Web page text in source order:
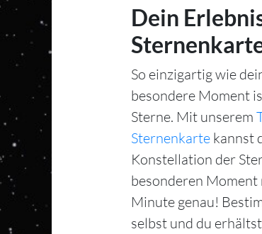
Dein
So einzigartig wie
besondere Moment
Sterne. Mit unserem
Sternenkarte kannst
Konstellation der
besonderen
Minute genau!
selbst und du